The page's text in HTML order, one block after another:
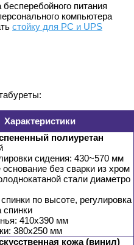
питания
компьютера
стойку для PС и UPS
Характеристики
полиуретан
сидения: 430~570 мм
основание без сварки из хром
стали диаметро
по высоте, регулировка
спинки
410x390 мм
380x250 мм
кожа (винил)